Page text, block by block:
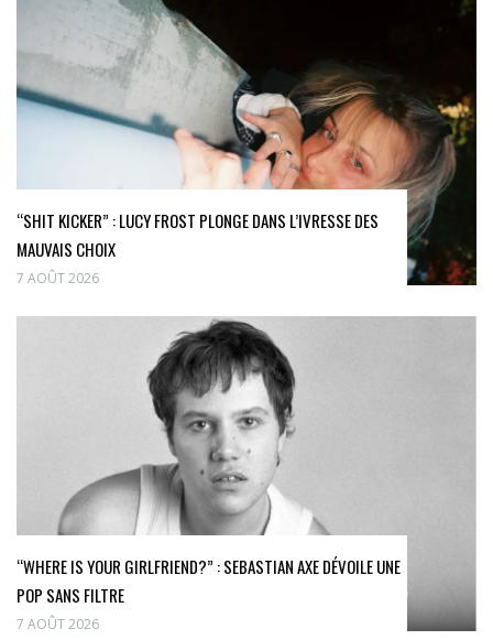
“SHIT KICKER” : LUCY FROST PLONGE DANS L’IVRESSE DES
MAUVAIS CHOIX
7 AOÛT 2026
“WHERE IS YOUR GIRLFRIEND?” : SEBASTIAN AXE DÉVOILE UNE
POP SANS FILTRE
7 AOÛT 2026